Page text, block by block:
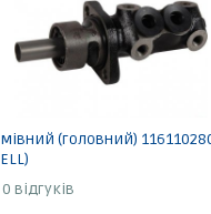
(головний)
0 відгуків